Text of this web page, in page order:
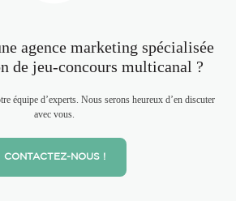
agence marketing spécialisée
de jeu-concours multicanal ?
équipe d’experts. Nous serons heureux d’en discuter
avec vous.
CONTACTEZ-NOUS !